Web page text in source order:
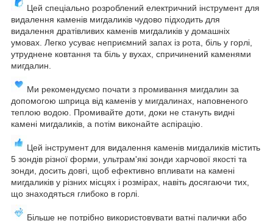
Цей спеціально розроблений електричний інструмент для
видалення каменів мигдаликів чудово підходить для
видалення дратівливих каменів мигдаликів у домашніх
умовах. Легко усуває неприємний запах із рота, біль у горлі,
утруднене ковтання та біль у вухах, спричинений каменями
мигдалин.
Ми рекомендуємо почати з промивання мигдалин за
допомогою шприца від каменів у мигдалинах, наповненого
теплою водою. Промивайте доти, доки не стануть видні
камені мигдаликів, а потім виконайте аспірацію.
Цей інструмент для видалення каменів мигдаликів містить
5 зондів різної форми, ультрам'які зонди харчової якості та
зонди, досить довгі, щоб ефективно впливати на камені
мигдаликів у різних місцях і розмірах, навіть досягаючи тих,
що знаходяться глибоко в горлі.
Більше не потрібно використовувати ватні палички або